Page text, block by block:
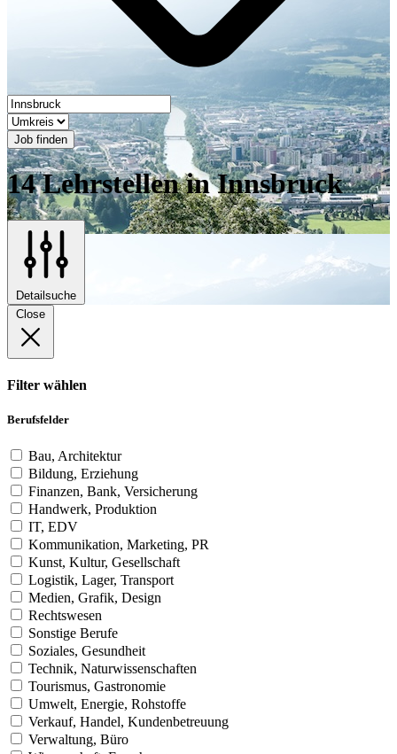
Job finden
14 Lehrstellen in Innsbruck
Detailsuche
Close
Filter wählen
Berufsfelder
Bau, Architektur
Bildung, Erziehung
Finanzen, Bank, Versicherung
Handwerk, Produktion
IT, EDV
Kommunikation, Marketing, PR
Kunst, Kultur, Gesellschaft
Logistik, Lager, Transport
Medien, Grafik, Design
Rechtswesen
Sonstige Berufe
Soziales, Gesundheit
Technik, Naturwissenschaften
Tourismus, Gastronomie
Umwelt, Energie, Rohstoffe
Verkauf, Handel, Kundenbetreuung
Verwaltung, Büro